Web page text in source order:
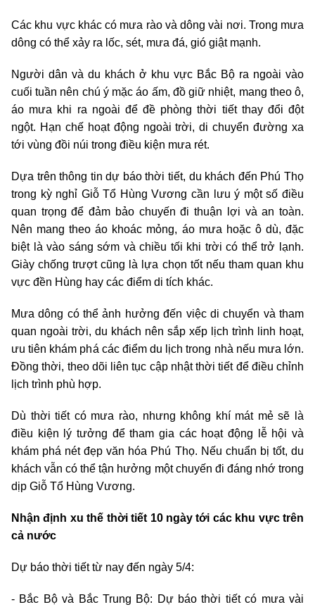
Các khu vực khác có mưa rào và dông vài nơi. Trong mưa
dông có thể xảy ra lốc, sét, mưa đá, gió giật mạnh.
Người dân và du khách ở khu vực Bắc Bộ ra ngoài vào
cuối tuần nên chú ý mặc áo ấm, đồ giữ nhiệt, mang theo ô,
áo mưa khi ra ngoài để đề phòng thời tiết thay đổi đột
ngột. Hạn chế hoạt động ngoài trời, di chuyển đường xa
tới vùng đồi núi trong điều kiện mưa rét.
Dựa trên thông tin dự báo thời tiết, du khách đến Phú Thọ
trong kỳ nghỉ Giỗ Tổ Hùng Vương cần lưu ý một số điều
quan trọng để đảm bảo chuyến đi thuận lợi và an toàn.
Nên mang theo áo khoác mỏng, áo mưa hoặc ô dù, đặc
biệt là vào sáng sớm và chiều tối khi trời có thể trở lạnh.
Giày chống trượt cũng là lựa chọn tốt nếu tham quan khu
vực đền Hùng hay các điểm di tích khác.
Mưa dông có thể ảnh hưởng đến việc di chuyển và tham
quan ngoài trời, du khách nên sắp xếp lịch trình linh hoạt,
ưu tiên khám phá các điểm du lịch trong nhà nếu mưa lớn.
Đồng thời, theo dõi liên tục cập nhật thời tiết để điều chỉnh
lịch trình phù hợp.
Dù thời tiết có mưa rào, nhưng không khí mát mẻ sẽ là
điều kiện lý tưởng để tham gia các hoạt động lễ hội và
khám phá nét đẹp văn hóa Phú Thọ. Nếu chuẩn bị tốt, du
khách vẫn có thể tận hưởng một chuyến đi đáng nhớ trong
dịp Giỗ Tổ Hùng Vương.
Nhận định xu thế thời tiết 10 ngày tới các khu vực trên
cả nước
Dự báo thời tiết từ nay đến ngày 5/4:
- Bắc Bộ và Bắc Trung Bộ: Dự báo thời tiết có mưa vài